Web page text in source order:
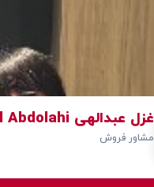
غزل عبدالهی Ghazal Abdolahi
مشاور فروش